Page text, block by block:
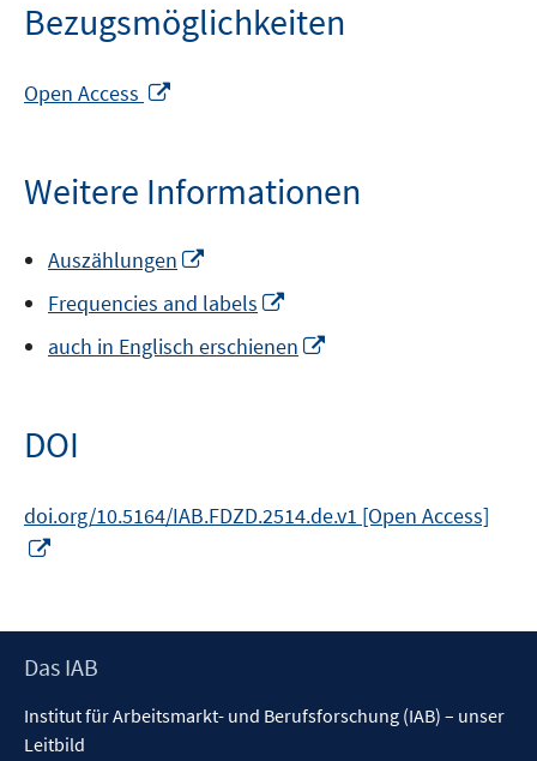
Bezugsmöglichkeiten
Open Access
öffnen
Weitere Informationen
Auszählungen
Fenster
öffnen
Frequencies and labels
neuem
Fenster
auch in Englisch erschienen
DOI
doi.org/10.5164/IAB.FDZD.2514.de.v1 [Open Access]
öffnen
Footer
Das IAB
Institut für Arbeitsmarkt- und Berufsforschung (IAB) – unser
Leitbild